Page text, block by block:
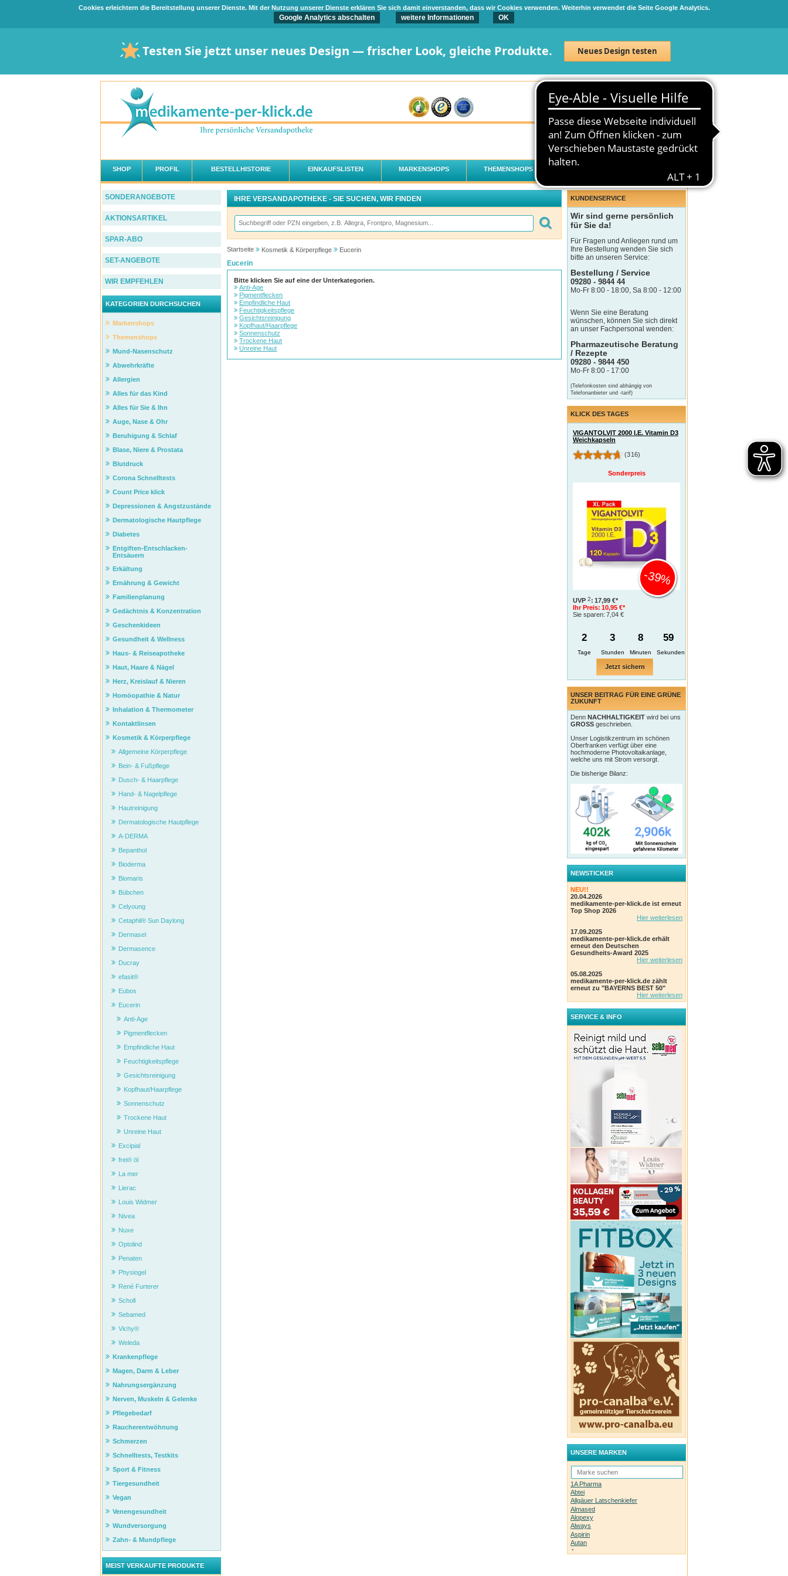
Cookies erleichtern die Bereitstellung unserer Dienste. Mit der Nutzung unserer Dienste erklären Sie sich damit einverstanden, dass wir Cookies verwenden. Weiterhin verwendet die Seite Google Analytics.
Google Analytics abschalten weitere Informationen OK
Testen Sie jetzt unser neues Design — frischer Look, gleiche Produkte. Neues Design testen
Neuanmeldung Anmelden
0 Artikel 0,00 €
SHOP PROFIL BESTELLHISTORIE EINKAUFSLISTEN MARKENSHOPS THEMENSHOPS
IHRE VERSANDAPOTHEKE - SIE SUCHEN, WIR FINDEN
Startseite Kosmetik & Körperpflege Eucerin
Eucerin
Bitte klicken Sie auf eine der Unterkategorien.
Anti-Age
Pigmentflecken
Empfindliche Haut
Feuchtigkeitspflege
Gesichtsreinigung
Kopfhaut/Haarpflege
Sonnenschutz
Trockene Haut
Unreine Haut
SONDERANGEBOTE
AKTIONSARTIKEL
SPAR-ABO
SET-ANGEBOTE
WIR EMPFEHLEN
KATEGORIEN DURCHSUCHEN
Markenshops
Themenshops
Mund-Nasenschutz
Abwehrkräfte
Allergien
Alles für das Kind
Alles für Sie & Ihn
Auge, Nase & Ohr
Beruhigung & Schlaf
Blase, Niere & Prostata
Blutdruck
Corona Schnelltests
Count Price klick
Depressionen & Angstzustände
Dermatologische Hautpflege
Diabetes
Entgiften-Entschlacken-
Entsäuern
Erkältung
Ernährung & Gewicht
Familienplanung
Gedächtnis & Konzentration
Geschenkideen
Gesundheit & Wellness
Haus- & Reiseapotheke
Haut, Haare & Nägel
Herz, Kreislauf & Nieren
Homöopathie & Natur
Inhalation & Thermometer
Kontaktlinsen
Kosmetik & Körperpflege
Allgemeine Körperpflege
Bein- & Fußpflege
Dusch- & Haarpflege
Hand- & Nagelpflege
Hautreinigung
Dermatologische Hautpflege
A-DERMA
Bepanthol
Bioderma
Biomaris
Bübchen
Celyoung
Cetaphil® Sun Daylong
Dermasel
Dermasence
Ducray
efasit®
Eubos
Eucerin
Anti-Age
Pigmentflecken
Empfindliche Haut
Feuchtigkeitspflege
Gesichtsreinigung
Kopfhaut/Haarpflege
Sonnenschutz
Trockene Haut
Unreine Haut
Excipial
frei® öl
La mer
Lierac
Louis Widmer
Nivea
Nuxe
Optolind
Penaten
Physiogel
René Furterer
Scholl
Sebamed
Vichy®
Weleda
Krankenpflege
Magen, Darm & Leber
Nahrungsergänzung
Nerven, Muskeln & Gelenke
Pflegebedarf
Raucherentwöhnung
Schmerzen
Schnelltests, Testkits
Sport & Fitness
Tiergesundheit
Vegan
Venengesundheit
Wundversorgung
Zahn- & Mundpflege
MEIST VERKAUFTE PRODUKTE
KUNDENSERVICE
Wir sind gerne persönlich
für Sie da!
Für Fragen und Anliegen rund um
Ihre Bestellung wenden Sie sich
bitte an unseren Service:
Bestellung / Service
09280 - 9844 44
Mo-Fr 8:00 - 18:00, Sa 8:00 - 12:00
Wenn Sie eine Beratung
wünschen, können Sie sich direkt
an unser Fachpersonal wenden:
Pharmazeutische Beratung
/ Rezepte
09280 - 9844 450
Mo-Fr 8:00 - 17:00
(Telefonkosten sind abhängig von
Telefonanbieter und -tarif)
KLICK DES TAGES
VIGANTOLVIT 2000 I.E. Vitamin D3
Weichkapseln
(316)
Sonderpreis
UVP 2: 17,99 €*
Ihr Preis: 10,95 €*
Sie sparen: 7,04 €
-39%
2
Tage
3 8 58
Jetzt sichern
UNSER BEITRAG FÜR EINE GRÜNE
ZUKUNFT
Denn NACHHALTIGKEIT wird bei uns
GROSS geschrieben.
Unser Logistikzentrum im schönen
Oberfranken verfügt über eine
hochmoderne Photovoltaikanlage,
welche uns mit Strom versorgt.
Die bisherige Bilanz:
NEWSTICKER
NEU!!
20.04.2026
medikamente-per-klick.de ist erneut
Top Shop 2026
Hier weiterlesen
17.09.2025
medikamente-per-klick.de erhält
erneut den Deutschen
Gesundheits-Award 2025
Hier weiterlesen
05.08.2025
medikamente-per-klick.de zählt
erneut zu "BAYERNS BEST 50"
Hier weiterlesen
SERVICE & INFO
UNSERE MARKEN
1A Pharma
Abtei
Allgäuer Latschenkiefer
Almased
Alopexy
Always
Aspirin
Autan
Avene